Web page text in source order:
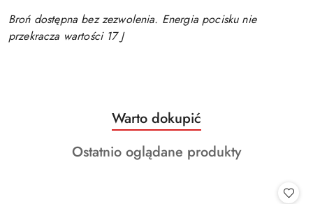
Broń dostępna bez zezwolenia. Energia pocisku nie
przekracza wartości 17 J
Pomiń karuzelę produktów
Produkty
o
statusie:
Warto dokupić
Produkty
Ostatnio oglądane produkty